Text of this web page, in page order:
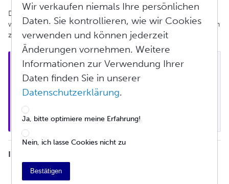
Dieser Artikel erklärt, warum Barrierefreiheit wichtig ist, stellt die
wichtigsten Standards vor und bietet Ihnen hilfreiche Ressourcen
zur Vorbereitung Ihrer EPUB-Dateien auf diese Standards.
Hinweis: Der Barrierefreiheitsstatus Ihrer E-Books
wird von Ihnen selbst gemeldet. Wir bieten Ihnen
Ihrer Verantwortung, sicherzustellen, dass Ihre
Inhalte den Barrierefreiheitsstandards entsprechen
und deren Status korrekt zu melden.
INHALTSVERZEICHNIS
Was sind die EAA und Zugänglichkeitsstandards?
Warum brauchen wir barrierefreie E-Books?
Wir verkaufen niemals Ihre persönlichen
Daten. Sie kontrollieren, wie wir Cookies
verwenden und können jederzeit
Änderungen vornehmen. Weitere
Informationen zur Verwendung Ihrer
Daten finden Sie in unserer
Datenschutzerklärung.
Ja, bitte optimiere meine Erfahrung!
Nein, ich lasse Cookies nicht zu
Bestätigen